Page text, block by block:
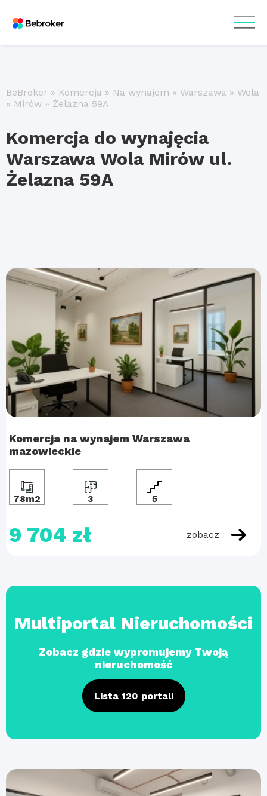
BeBroker » Komercja » Na wynajem » Warszawa » Wola
» Mirów » Żelazna 59A
Komercja do wynajęcia
Warszawa Wola Mirów ul.
Żelazna 59A
Komercja na wynajem Warszawa
mazowieckie
78m2 3 5
9 704 zł zobacz
Multiportal Nieruchomości
Zobacz gdzie wypromujemy Twoją
nieruchomość
Lista 120 portali